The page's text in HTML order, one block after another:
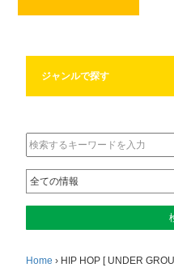
Home › HIP HOP [ UNDER